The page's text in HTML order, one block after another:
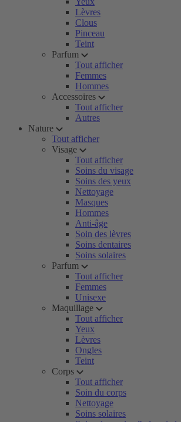
Lèvres
Clous
Pinceau
Teint
Parfum
Tout afficher
Femmes
Hommes
Accessoires
Tout afficher
Autres
Nature
Tout afficher
Visage
Tout afficher
Soins du visage
Soins des yeux
Nettoyage
Masques
Hommes
Anti-âge
Soin des lèvres
Soins dentaires
Soins solaires
Parfum
Tout afficher
Femmes
Unisexe
Maquillage
Tout afficher
Yeux
Lèvres
Ongles
Teint
Corps
Tout afficher
Soin du corps
Nettoyage
Soins solaires